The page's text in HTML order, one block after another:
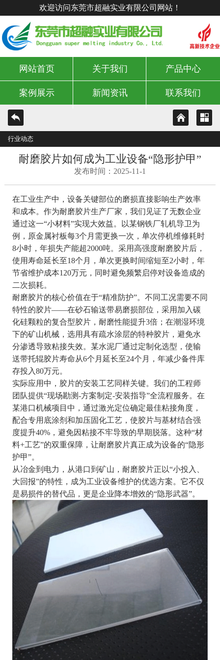
欢迎访问东莞市超融实业有限公司网站！
网站首页 关于我们 产品中心
案例展示 新闻资讯 联系我们
行业动态
耐磨胶片如何成为工业设备“隐形护甲”
发布时间：2025-11-1
在工业生产中，设备关键部位的磨损直接影响生产效率
和成本。作为耐磨胶片生产厂家，我们见证了无数企业
通过这一“小材料”实现大效益。以某钢铁厂轧机导卫为
例，原金属衬板每3个月需更换一次，单次停机维修耗时
8小时，年损失产能超2000吨。采用高强度耐磨胶片后，
使用寿命延长至18个月，单次更换时间缩短至2小时，年
节省维护成本120万元，同时避免频繁启停对设备造成的
二次损耗。
耐磨胶片的核心价值在于“精准防护”。不同工况需要不同
特性的胶片——在砂石输送带易磨损部位，采用加入碳
化硅颗粒的复合型胶片，耐磨性能提升3倍；在潮湿环境
下的矿山机械，选用具有疏水涂层的特种胶片，避免水
分渗透导致粘接失效。某水泥厂通过定制化选型，使输
送带托辊胶片寿命从6个月延长至24个月，年减少备件库
存投入80万元。
实际应用中，胶片的安装工艺同样关键。我们的工程师
团队提供“现场勘测-方案制定-安装指导”全流程服务。在
某港口机械项目中，通过激光定位确定最佳粘接角度，
配合专用底涂剂和加压固化工艺，使胶片与基材结合强
度提升40%，避免因粘接不牢导致的早期脱落。这种“材
料+工艺”的双重保障，让耐磨胶片真正成为设备的“隐形
护甲”。
从冶金到电力，从港口到矿山，耐磨胶片正以“小投入、
大回报”的特性，成为工业设备维护的优选方案。它不仅
是易损件的替代品，更是企业降本增效的“隐形武器”。